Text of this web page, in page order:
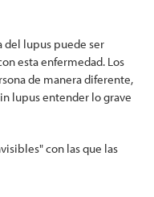
del lupus puede ser
esta enfermedad. Los
de manera diferente,
lupus entender lo grave
con las que las